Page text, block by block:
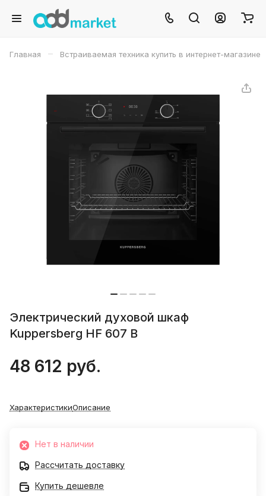
Главная – Встраиваемая техника купить в интернет-магазине
Электрический духовой шкаф
Kuppersberg HF 607 B
48 612 руб.
ХарактеристикиОписание
Нет в наличии
Рассчитать доставку
Купить дешевле